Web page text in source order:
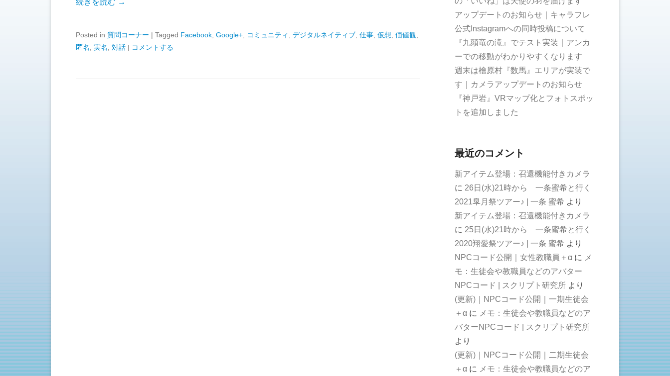
Posted in 質問コーナー | Tagged Facebook Google+ コミュニティ デジタルネイティブ 仕事 仮想 価値観
匿名
実名 対話 | コメントする
アップデートのお知らせ｜キャラフレ
公式Instagramへの同時投稿について
『九頭竜の滝』でテスト実装｜アンカ
ーでの移動がわかりやすくなります
週末は檜原村『数馬』エリアが実装で
す｜カメラアップデートのお知らせ
『神戸岩』VRマップ化とフォトスポッ
トを追加しました
最近のコメント
新アイテム登場：召還機能付きカメラ
に 26日(水)21時から 一条蜜希と行く
2021皐月祭ツアー♪ | 一条 蜜希 より
新アイテム登場：召還機能付きカメラ
に 25日(水)21時から 一条蜜希と行く
2020翔愛祭ツアー♪ | 一条 蜜希 より
NPCコード公開｜女性教職員＋α に メ
モ：生徒会や教職員などのアバター
NPCコード | スクリプト研究所 より
(更新)｜NPCコード公開｜一期生徒会
＋α に メモ：生徒会や教職員などのア
バターNPCコード | スクリプト研究所
より
(更新)｜NPCコード公開｜二期生徒会
＋α に メモ：生徒会や教職員などのア